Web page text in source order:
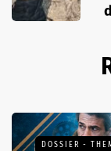
DOSSIER -